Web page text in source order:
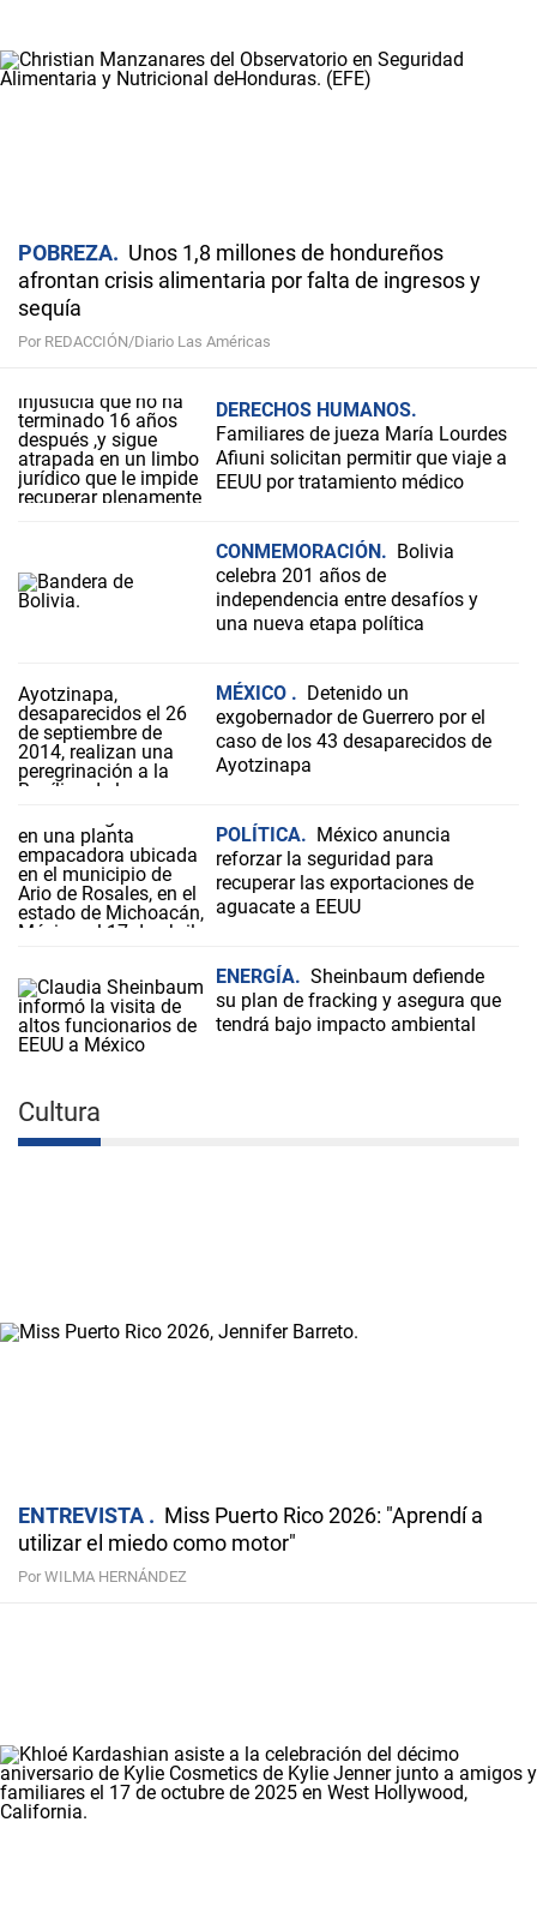
POBREZA
Unos 1,8 millones de hondureños
afrontan crisis alimentaria por falta de ingresos y
sequía
Por REDACCIÓN/Diario Las Américas
DERECHOS HUMANOS
Familiares de jueza María Lourdes
Afiuni solicitan permitir que viaje a
EEUU por tratamiento médico
CONMEMORACIÓN
Bolivia
celebra 201 años de
independencia entre desafíos y
una nueva etapa política
MÉXICO
Detenido un
exgobernador de Guerrero por el
caso de los 43 desaparecidos de
Ayotzinapa
POLÍTICA
México anuncia
reforzar la seguridad para
recuperar las exportaciones de
aguacate a EEUU
ENERGÍA
Sheinbaum defiende
su plan de fracking y asegura que
tendrá bajo impacto ambiental
Cultura
ENTREVISTA
Miss Puerto Rico 2026: "Aprendí a
utilizar el miedo como motor"
Por WILMA HERNÁNDEZ